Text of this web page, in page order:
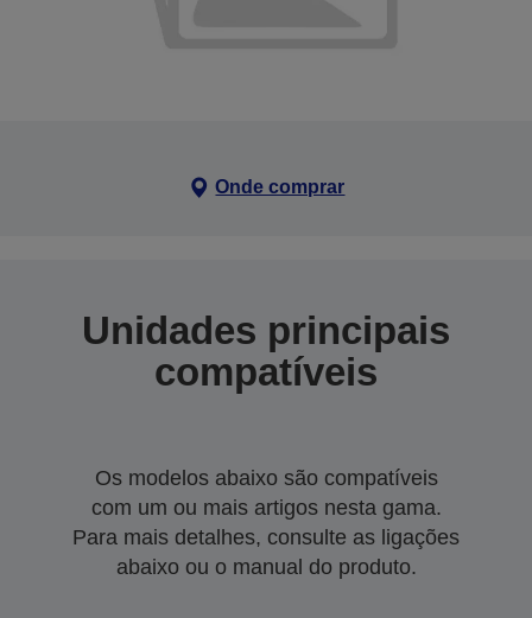
Onde comprar
Unidades principais
compatíveis
Os modelos abaixo são compatíveis
com um ou mais artigos nesta gama.
Para mais detalhes, consulte as ligações
abaixo ou o manual do produto.